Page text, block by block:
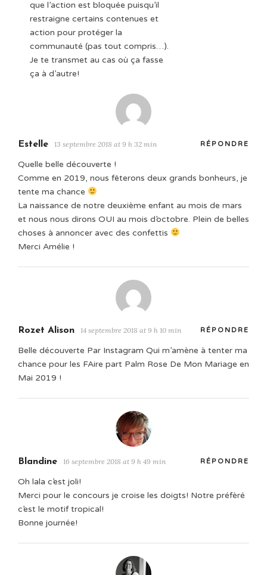
que l’action est bloquée puisqu’il
restraigne certains contenues et
action pour protéger la
communauté (pas tout compris…).
Je te transmet au cas où ça fasse
ça à d’autre!
Estelle 13 septembre 2018 at 9 h 32 min RÉPONDRE
Quelle belle découverte !
Comme en 2019, nous fêterons deux grands bonheurs, je
tente ma chance
La naissance de notre deuxième enfant au mois de mars
et nous nous dirons OUI au mois d’octobre. Plein de belles
choses à annoncer avec des confettis
Merci Amélie !
Rozet Alison 14 septembre 2018 at 9 h 10 min RÉPONDRE
Belle découverte Par Instagram Qui m’amène à tenter ma
chance pour les FAire part Palm Rose De Mon Mariage en
Mai 2019 !
Blandine 16 septembre 2018 at 9 h 49 min RÉPONDRE
Oh lala c’est joli!
Merci pour le concours je croise les doigts! Notre préfèré
c’est le motif tropical!
Bonne journée!